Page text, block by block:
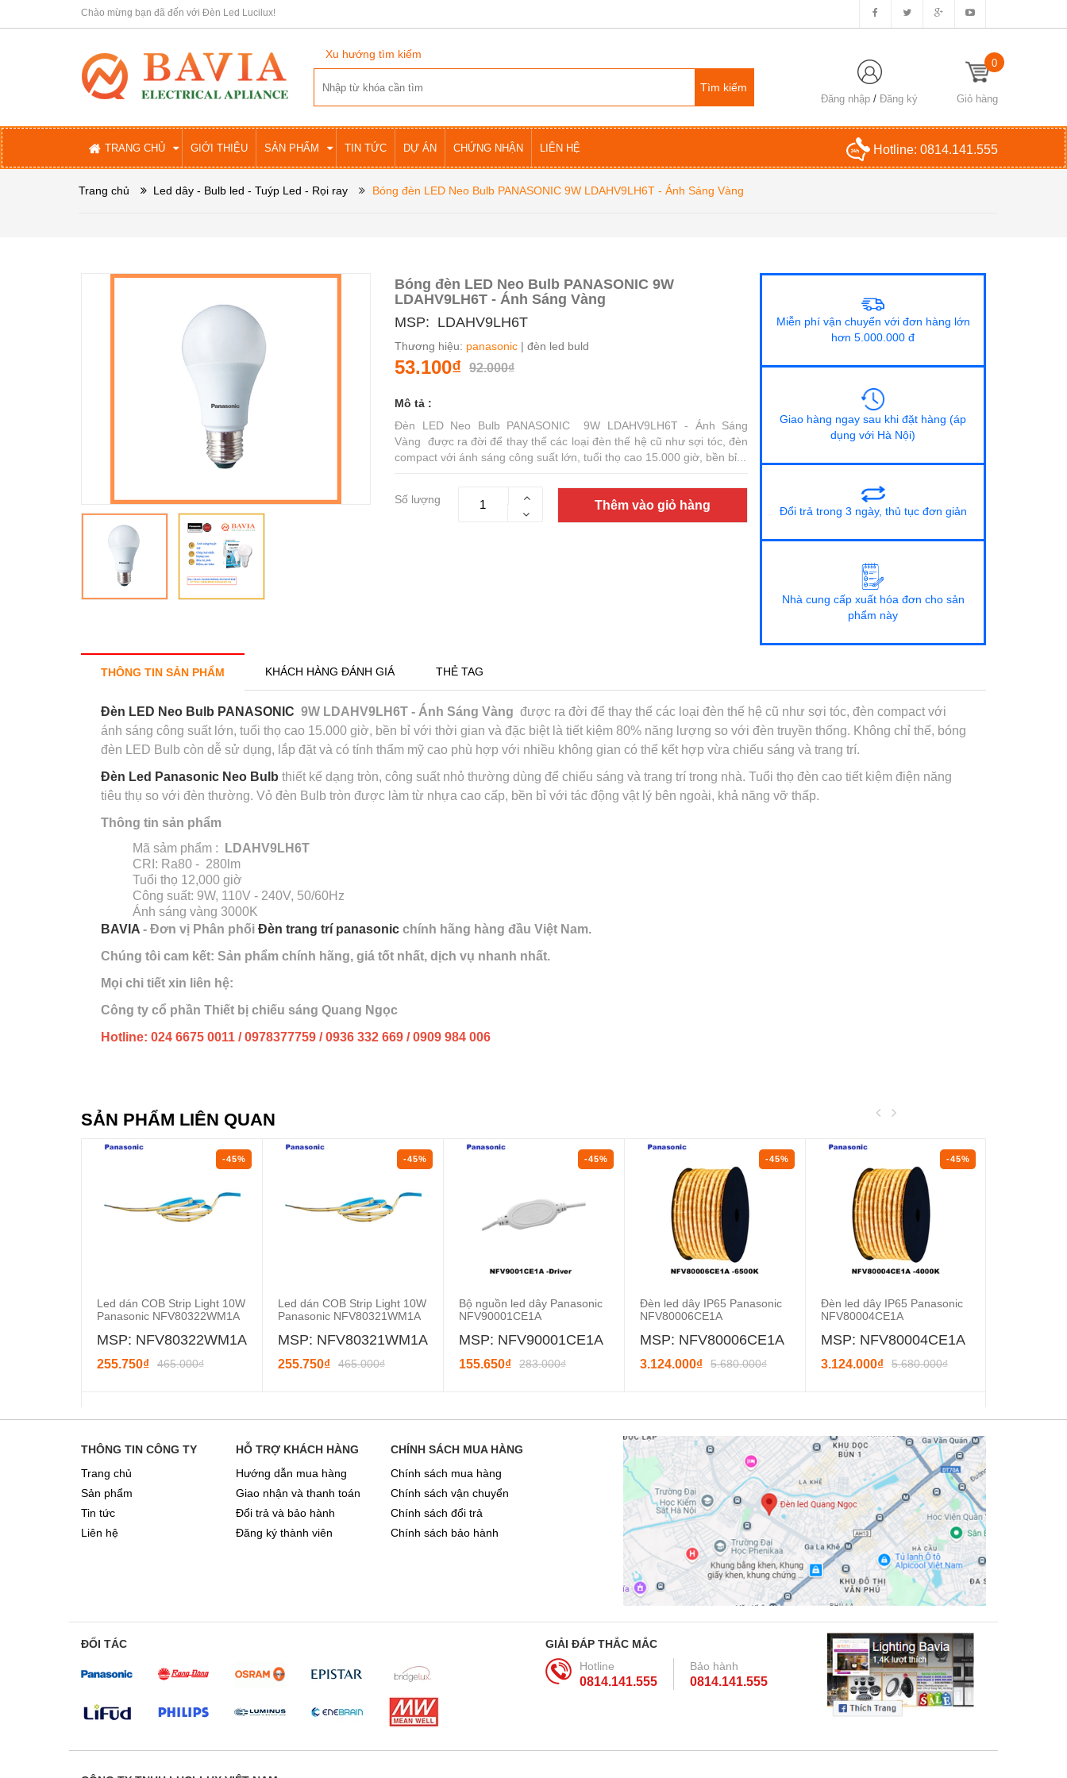
Chào mừng bạn đã đến với Đèn Led Lucilux!
Xu hướng tìm kiếm
Đăng nhập /Đăng ký Giỏ hàng
0
TRANG CHỦ GIỚI THIỆU SẢN PHẨM TIN TỨC DỰ ÁN CHỨNG NHẬN LIÊN HỆ Hotline: 0814.141.555
Trang chủ Led dây - Bulb led - Tuýp Led - Rọi ray Bóng đèn LED Neo Bulb PANASONIC 9W LDAHV9LH6T - Ánh Sáng Vàng
Bóng đèn LED Neo Bulb PANASONIC 9W
LDAHV9LH6T - Ánh Sáng Vàng
MSP: LDAHV9LH6T
Thương hiệu: panasonic | đèn led buld
53.100₫ 92.000₫
Mô tả :
Đèn LED Neo Bulb PANASONIC 9W LDAHV9LH6T - Ánh Sáng
Vàng được ra đời để thay thế các loại đèn thế hệ cũ như sợi tóc, đèn
compact với ánh sáng công suất lớn, tuổi thọ cao 15.000 giờ, bền bỉ...
Số lượng Thêm vào giỏ hàng
Miễn phí vận chuyển với đơn hàng lớn
hơn 5.000.000 đ
Giao hàng ngay sau khi đặt hàng (áp
dụng với Hà Nội)
Đổi trả trong 3 ngày, thủ tục đơn giản
Nhà cung cấp xuất hóa đơn cho sản
phẩm này
THÔNG TIN SẢN PHẨM KHÁCH HÀNG ĐÁNH GIÁ THẺ TAG
Đèn LED Neo Bulb PANASONIC 9W LDAHV9LH6T - Ánh Sáng Vàng được ra đời để thay thế các loại đèn thế hệ cũ như sợi tóc, đèn compact với
ánh sáng công suất lớn, tuổi thọ cao 15.000 giờ, bền bỉ với thời gian và đặc biệt là tiết kiệm 80% năng lượng so với đèn truyền thống. Không chỉ thế, bóng
đèn LED Bulb còn dễ sử dụng, lắp đặt và có tính thẩm mỹ cao phù hợp với nhiều không gian có thể kết hợp vừa chiếu sáng và trang trí.
Đèn Led Panasonic Neo Bulb thiết kế dạng tròn, công suất nhỏ thường dùng để chiếu sáng và trang trí trong nhà. Tuổi thọ đèn cao tiết kiệm điện năng
tiêu thụ so với đèn thường. Vỏ đèn Bulb tròn được làm từ nhựa cao cấp, bền bỉ với tác động vật lý bên ngoài, khả năng vỡ thấp.
Thông tin sản phẩm
Mã sảm phẩm :
LDAHV9LH6T
CRI: Ra80 - 280lm
Tuổi thọ 12,000 giờ
Công suất: 9W, 110V - 240V, 50/60Hz
Ánh sáng vàng 3000K
BAVIA - Đơn vị Phân phối Đèn trang trí panasonic chính hãng hàng đầu Việt Nam.
Chúng tôi cam kết: Sản phẩm chính hãng, giá tốt nhất, dịch vụ nhanh nhất.
Mọi chi tiết xin liên hệ:
Công ty cổ phần Thiết bị chiếu sáng Quang Ngọc
Hotline: 024 6675 0011 / 0978377759 / 0936 332 669 / 0909 984 006
SẢN PHẨM LIÊN QUAN
-45%
Led dán COB Strip Light 10W
Panasonic NFV80322WM1A
MSP: NFV80322WM1A
255.750₫ 465.000₫
-45%
Led dán COB Strip Light 10W
Panasonic NFV80321WM1A
MSP: NFV80321WM1A
255.750₫ 465.000₫
-45%
Bộ nguồn led dây Panasonic
NFV90001CE1A
MSP: NFV90001CE1A
155.650₫ 283.000₫
-45%
Đèn led dây IP65 Panasonic
NFV80006CE1A
MSP: NFV80006CE1A
3.124.000₫ 5.680.000₫
-45%
Đèn led dây IP65 Panasonic
NFV80004CE1A
MSP: NFV80004CE1A
3.124.000₫ 5.680.000₫
THÔNG TIN CÔNG TY
Trang chủ
Sản phẩm
Tin tức
Liên hệ
HỖ TRỢ KHÁCH HÀNG
Hướng dẫn mua hàng
Giao nhận và thanh toán
Đổi trả và bảo hành
Đăng ký thành viên
CHÍNH SÁCH MUA HÀNG
Chính sách mua hàng
Chính sách vận chuyển
Chính sách đổi trả
Chính sách bảo hành
ĐỐI TÁC
GIẢI ĐÁP THẮC MẮC
Hotline
0814.141.555
Bảo hành
0814.141.555